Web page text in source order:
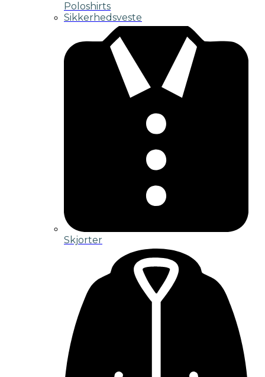
Poloshirts
Sikkerhedsveste
Skjorter